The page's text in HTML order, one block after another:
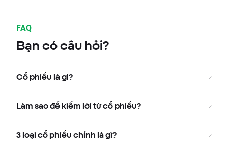
FAQ
Bạn có câu hỏi?
Cổ phiếu là gì?
Làm sao để kiếm lời từ cổ phiếu?
3 loại cổ phiếu chính là gì?